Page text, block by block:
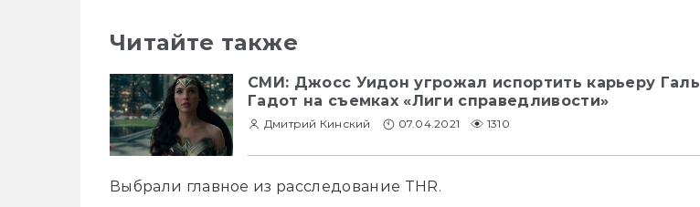
Читайте также
СМИ: Джосс Уидон угрожал испортить карьеру Галь
Гадот на съемках «Лиги справедливости»
Дмитрий Кинский 07.04.2021 1310
Выбрали главное из расследование THR.